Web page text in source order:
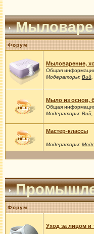
Форум
Мыловарение,
Общая
Модераторы: Вий,
Мыло из основ,
Общая
Модераторы: Вий,
Мастер-классы
Модераторы:
Форум
Уход за лицом и